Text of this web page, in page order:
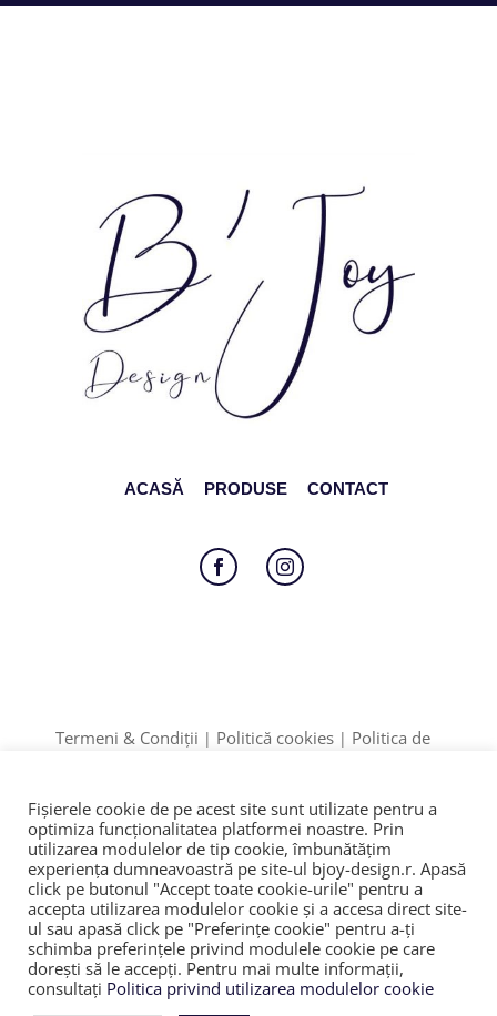
ACASĂ PRODUSE CONTACT
Termeni & Condiții | Politică cookies | Politica de
© 2023| ANPC|SOL
Fișierele cookie de pe acest site sunt utilizate pentru a
optimiza funcţionalitatea platformei noastre. Prin
utilizarea modulelor de tip cookie, îmbunătăţim
experienţa dumneavoastră pe site-ul bjoy-design.r. Apasă
click pe butonul "Accept toate cookie-urile" pentru a
accepta utilizarea modulelor cookie şi a accesa direct site-
ul sau apasă click pe "Preferințe cookie" pentru a-ţi
schimba preferinţele privind modulele cookie pe care
doreşti să le accepţi. Pentru mai multe informaţii,
consultaţi Politica privind utilizarea modulelor cookie